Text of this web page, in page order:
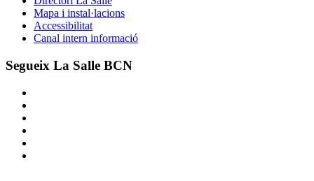
Mapa i instal·lacions
Accessibilitat
Canal intern informació
Segueix La Salle BCN